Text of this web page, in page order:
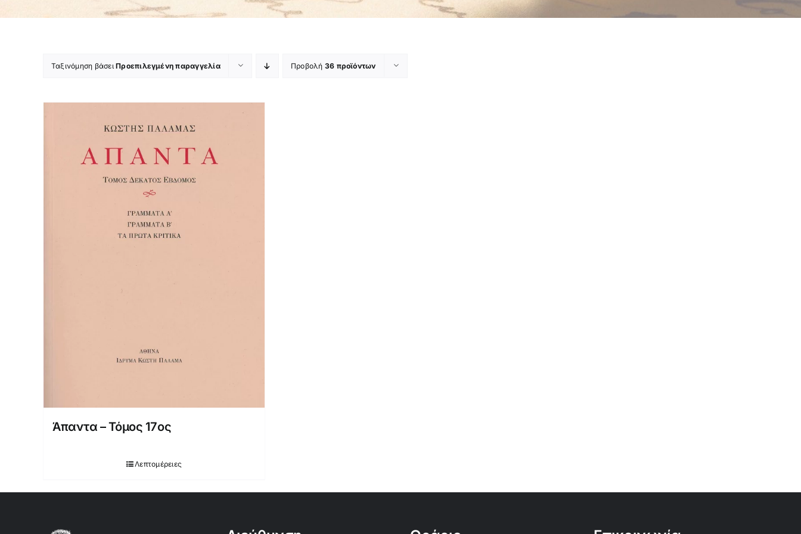
Ταξινόμηση βάσειΠροεπιλεγμένη παραγγελία Προβολή 36 προϊόντων
Άπαντα – Τόμος 17ος
Λεπτομέρειες